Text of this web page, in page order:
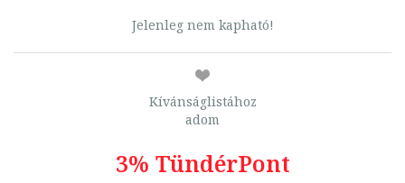
Jelenleg nem kapható!
Kívánságlistához
adom
3% TündérPont